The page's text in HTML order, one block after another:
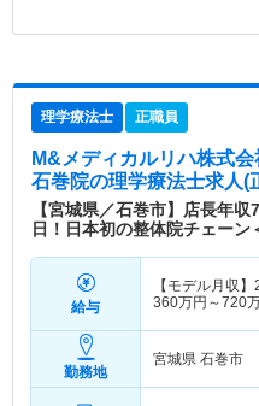
理学療法士 正職員
M&メディカルリハ株式
石巻院の理学療法士求人(
【宮城県／石巻市】店長年
日！日本初の整体院チェーン
給与
【モデル月収】
360万円～720
勤務地
宮城県 石巻市